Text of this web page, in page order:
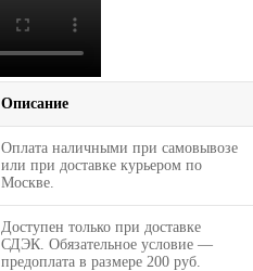
Описание
Оплата наличными при самовывозе
или при доставке курьером по
Москве.
Доступен только при доставке
СДЭК. Обязательное условие —
предоплата в размере 200 руб.